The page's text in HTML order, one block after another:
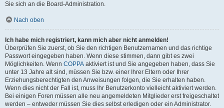
Sie sich an die Board-Administration.
Nach oben
Ich habe mich registriert, kann mich aber nicht anmelden!
Überprüfen Sie zuerst, ob Sie den richtigen Benutzernamen und das richtige
Passwort eingegeben haben. Wenn diese stimmen, dann gibt es zwei
Möglichkeiten. Wenn COPPA aktiviert ist und Sie angegeben haben, dass Sie
unter 13 Jahre alt sind, müssen Sie bzw. einer Ihrer Eltern oder Ihrer
Erziehungsberechtigten den Anweisungen folgen, die Sie erhalten haben.
Wenn dies nicht der Fall ist, muss Ihr Benutzerkonto vielleicht aktiviert werden.
Bei einigen Foren müssen alle neu angemeldeten Mitglieder erst freigeschaltet
werden – entweder müssen Sie dies selbst erledigen oder ein Administrator.